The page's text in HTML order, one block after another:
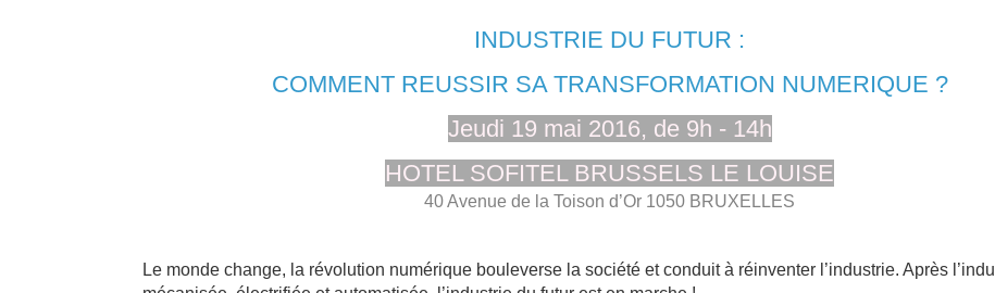
INDUSTRIE DU FUTUR :
COMMENT REUSSIR SA TRANSFORMATION NUMERIQUE ?
Jeudi 19 mai 2016, de 9h - 14h
HOTEL SOFITEL BRUSSELS LE LOUISE
40 Avenue de la Toison d’Or 1050 BRUXELLES
Le monde change, la révolution numérique bouleverse la sociétéet conduit à réinventer l’industrie. Après